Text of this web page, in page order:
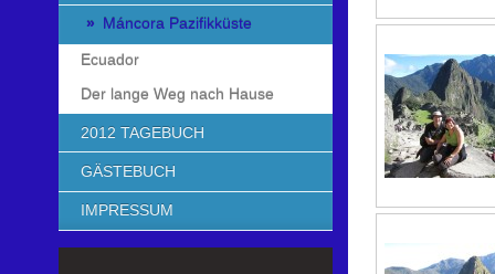
Máncora Pazifikküste
Ecuador
Der lange Weg nach Hause
2012 TAGEBUCH
GÄSTEBUCH
IMPRESSUM